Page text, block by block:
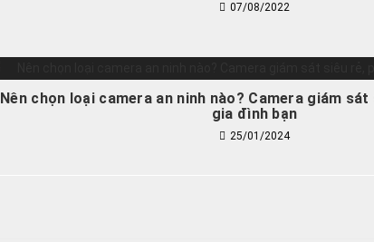
07/08/2022
Nên chọn loại camera an ninh nào? Camera giám
gia đình bạn
25/01/2024